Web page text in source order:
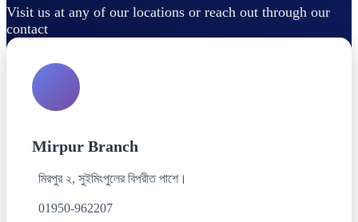
Visit us at any of our locations or reach out through our
contact
Mirpur Branch
মিরপুর ২, সুইমিংপুলের বিপরীত পাশে।
01950-962207